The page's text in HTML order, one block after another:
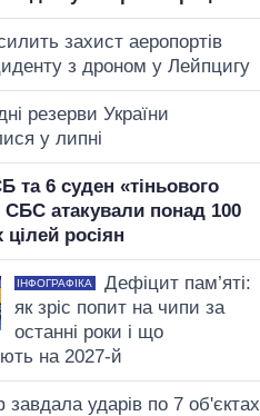
захист аеропортів
з дроном у Лейпцигу
резерви України
у липні
та 6 суден «тіньового
атакували понад 100
росіян
ІНФОГРАФІКА
Дефіцит пам’яті:
як зріс попит на чипи за
останні роки і що
на 2027-й
ударів по 7 об'єктах